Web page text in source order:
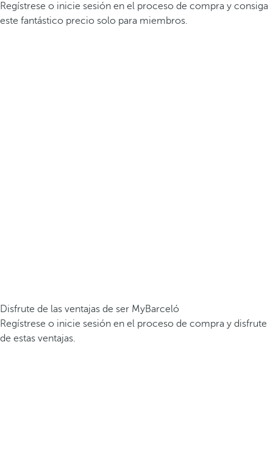
Regístrese o inicie sesión en el proceso de compra y consiga
este fantástico precio solo para miembros.
Disfrute de las ventajas de ser MyBarceló
Regístrese o inicie sesión en el proceso de compra y disfrute
de estas ventajas.